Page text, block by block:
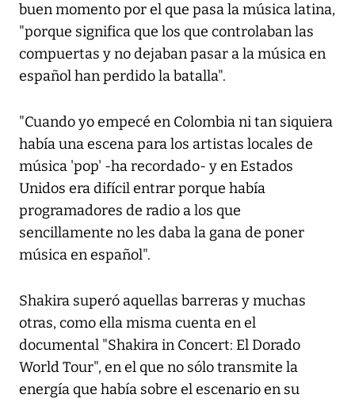
buen momento por el que pasa la música latina,
"porque significa que los que controlaban las
compuertas y no dejaban pasar a la música en
español han perdido la batalla".
"Cuando yo empecé en Colombia ni tan siquiera
había una escena para los artistas locales de
música 'pop' -ha recordado- y en Estados
Unidos era difícil entrar porque había
programadores de radio a los que
sencillamente no les daba la gana de poner
música en español".
Shakira superó aquellas barreras y muchas
otras, como ella misma cuenta en el
documental "Shakira in Concert: El Dorado
World Tour", en el que no sólo transmite la
energía que había sobre el escenario en su